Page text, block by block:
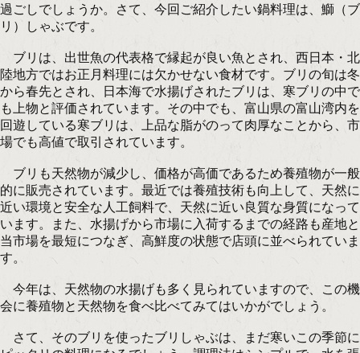
過ごしでしょうか。さて、今回ご紹介したい鍋料理は、鰤（ブ
リ）しゃぶです。
ブリは、出世魚の代表格で縁起が良い魚とされ、西日本・北
陸地方ではお正月料理には欠かせない食材です。ブリの旬は冬
から春先とされ、日本海で水揚げされたブリは、寒ブリの中で
も上物と評価されています。その中でも、富山県の富山湾内を
回遊している寒ブリは、上品な脂がのって肉厚なことから、市
場でも高値で取引されています。
ブリも天然物が減少し、価格が高価であるため養殖物が一般
的に販売されています。最近では養殖技術も向上して、天然に
近い環境と安全な人工飼料で、天然に近い良質な身質になって
います。また、水揚げから市場に入荷するまでの経路も産地と
当市場を最短につなぎ、高鮮度の状態で店頭に並べられていま
す。
今年は、天然物の水揚げも多く見られていますので、この機
会に養殖物と天然物を食べ比べてみてはいかがでしょう。
さて、そのブリを使ったブリしゃぶは、まだ寒いこの季節に